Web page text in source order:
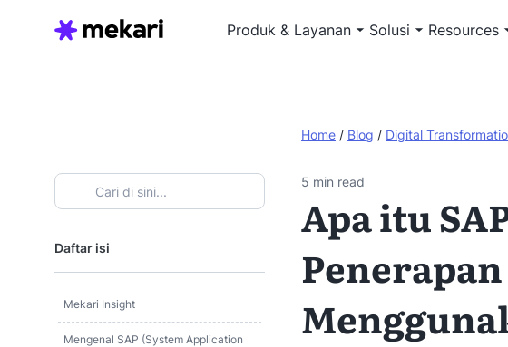
Produk & Layanan Solusi Resources
Home / Blog / Digital
Daftar isi
Mekari Insight
Mengenal SAP (System Application
5 min read
Apa itu